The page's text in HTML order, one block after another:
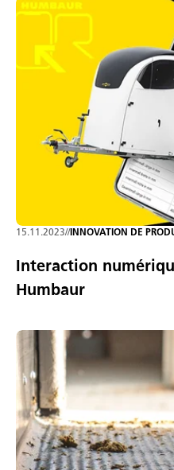
15.11.2023//INNOVATION DE
Interaction
Humbaur